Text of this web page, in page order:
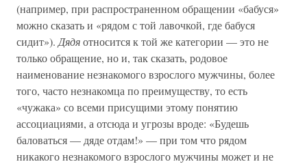
(например, при распространенном обращении «бабуся»
можно сказать и «рядом с той лавочкой, где бабуся
сидит»). Дядяотносится к той же категории — это не
только обращение, но и, так сказать, родовое
наименование незнакомого взрослого мужчины, более
того, часто незнакомца по преимуществу, то есть
«чужака» со всеми присущими этому понятию
ассоциациями, а отсюда и угрозы вроде: «Будешь
баловаться — дяде отдам!» — при том что рядом
никакого незнакомого взрослого мужчины может и не